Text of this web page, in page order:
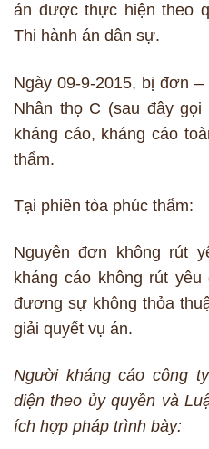
án được thực hiện theo
Thi hành án dân sự.
Ngày 09-9-2015, bị đơn
Nhân thọ C (sau đây
kháng cáo, kháng cáo
thẩm.
Tại phiên tòa phúc thẩm:
Nguyên đơn không rút
kháng cáo không rút
đương sự không thỏa
giải quyết vụ án.
Người kháng cáo công
diện theo ủy quyền và
ích hợp pháp trình bày: